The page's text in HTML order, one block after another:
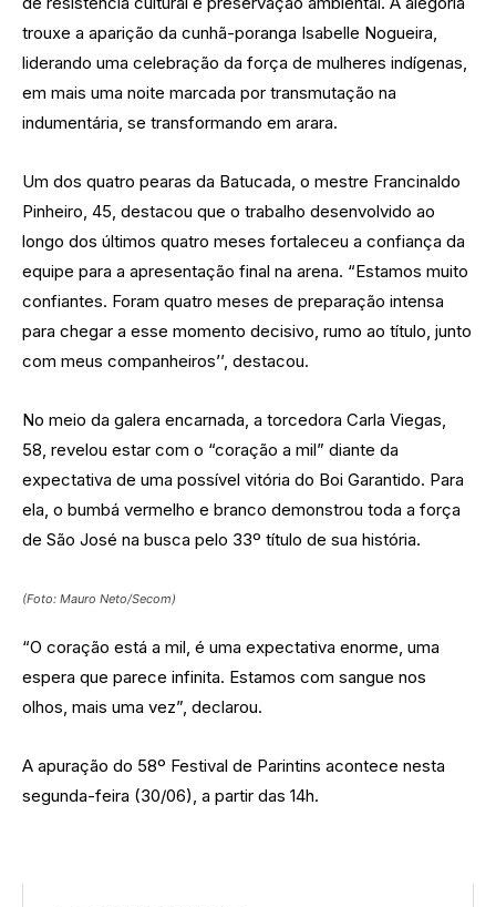
trouxe a aparição da cunhã-poranga Isabelle Nogueira,
liderando uma celebração da força de mulheres indígenas,
em mais uma noite marcada por transmutação na
indumentária, se transformando em arara.
Um dos quatro pearas da Batucada, o mestre Francinaldo
Pinheiro, 45, destacou que o trabalho desenvolvido ao
longo dos últimos quatro meses fortaleceu a confiança da
equipe para a apresentação final na arena. “Estamos muito
confiantes. Foram quatro meses de preparação intensa
para chegar a esse momento decisivo, rumo ao título, junto
com meus companheiros’’, destacou.
No meio da galera encarnada, a torcedora Carla Viegas,
58, revelou estar com o “coração a mil” diante da
expectativa de uma possível vitória do Boi Garantido. Para
ela, o bumbá vermelho e branco demonstrou toda a força
de São José na busca pelo 33º título de sua história.
(Foto: Mauro Neto/Secom)
“O coração está a mil, é uma expectativa enorme, uma
espera que parece infinita. Estamos com sangue nos
olhos, mais uma vez”, declarou.
A apuração do 58º Festival de Parintins acontece nesta
segunda-feira (30/06), a partir das 14h.